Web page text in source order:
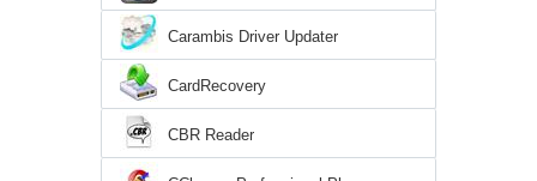
Carambis Driver Updater
CardRecovery
CBR Reader